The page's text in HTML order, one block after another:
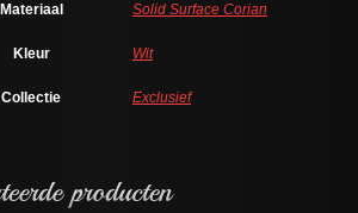
Materiaal Solid Surface Corian
Kleur Wit
Collectie Exclusief